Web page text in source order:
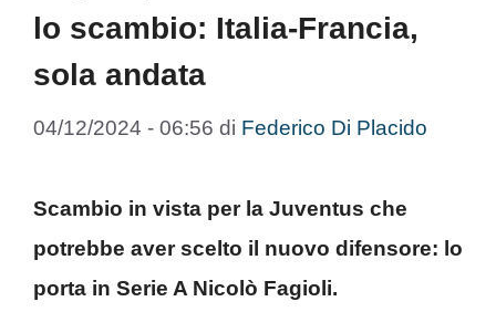
lo scambio: Italia-Francia,
sola andata
04/12/2024 - 06:56 di Federico Di Placido
Scambio in vista per la Juventus che
potrebbe aver scelto il nuovo difensore: lo
porta in Serie A Nicolò Fagioli.